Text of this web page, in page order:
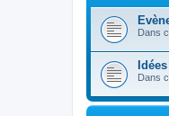
Dans
Dans